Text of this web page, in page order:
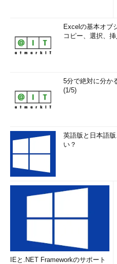
Excelの基本オブ
コピー、選択、
5分で絶対に分か
(1/5)
英語版と日本語
い？
IEと.NET Frameworkのサポート